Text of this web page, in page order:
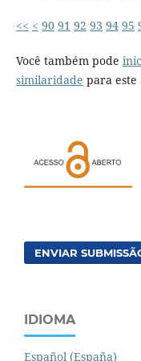
<< < 90 91 92 93 94 95
Você também pode
similaridade para este
ENVIAR
IDIOMA
Español (España)